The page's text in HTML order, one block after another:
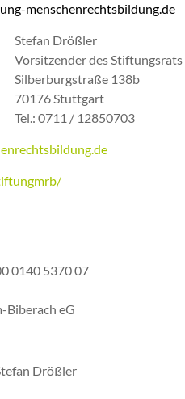
menschenrechtsbildung.de
Stefan Drößler
Vorsitzender des Stiftungsrats
Silberburgstraße 138b
70176 Stuttgart
Tel.: 0711 / 12850703
0140 5370 07
Biberach eG
Drößler